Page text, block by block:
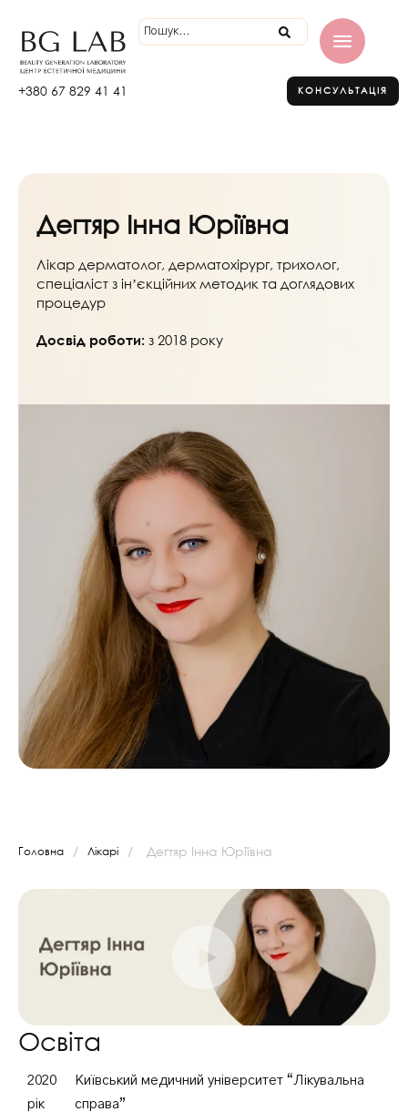
+380 67 829 41 41 КОНСУЛЬТАЦІЯ
Дегтяр Інна Юріївна
Лікар дерматолог, дерматохірург, трихолог,
спеціаліст з інʼєкційних методик та доглядових
процедур
Досвід роботи: з 2018 року
Головна / Лікарі / Дегтяр Інна Юріївна
Освіта
2020
рік
Київський медичний університет “Лікувальна
справа”